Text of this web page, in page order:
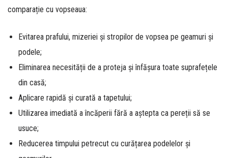
comparație cu vopseaua:
Evitarea prafului, mizeriei și stropilor de vopsea pe geamuri și
podele;
Eliminarea necesității de a proteja și înfășura toate suprafețele
din casă;
Aplicare rapidă și curată a tapetului;
Utilizarea imediată a încăperii fără a aștepta ca pereții să se
usuce;
Reducerea timpului petrecut cu curățarea podelelor și